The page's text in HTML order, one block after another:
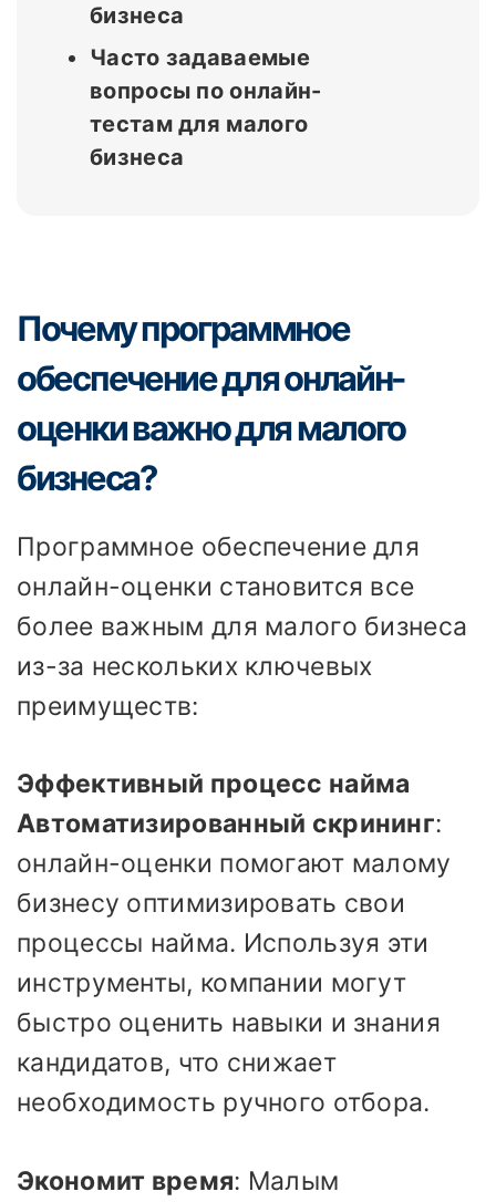
бизнеса
Часто задаваемые
вопросы по онлайн-
тестам для малого
бизнеса
Почему программное
обеспечение для онлайн-
оценки важно для малого
бизнеса?
Программное обеспечение для
онлайн-оценки становится все
более важным для малого бизнеса
из-за нескольких ключевых
преимуществ:
Эффективный процесс найма
Автоматизированный скрининг:
онлайн-оценки помогают малому
бизнесу оптимизировать свои
процессы найма. Используя эти
инструменты, компании могут
быстро оценить навыки и знания
кандидатов, что снижает
необходимость ручного отбора.
Экономит время: Малым